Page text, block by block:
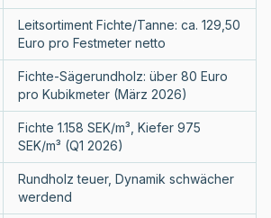
Leitsortiment Fichte/Tanne: ca. 129,50
Euro pro Festmeter netto
Fichte-Sägerundholz: über 80 Euro
pro Kubikmeter (März 2026)
Fichte 1.158 SEK/m³, Kiefer 975
SEK/m³ (Q1 2026)
Rundholz teuer, Dynamik schwächer
werdend